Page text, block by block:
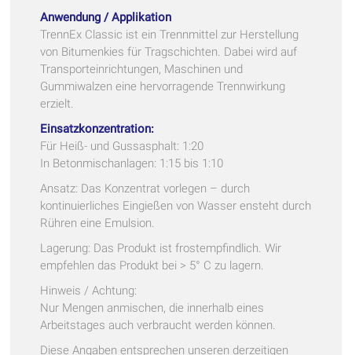
Anwendung / Applikation
TrennEx Classic ist ein Trennmittel zur Herstellung
von Bitumenkies für Tragschichten. Dabei wird auf
Transporteinrichtungen, Maschinen und
Gummiwalzen eine hervorragende Trennwirkung
erzielt.
Einsatzkonzentration:
Für Heiß- und Gussasphalt: 1:20
In Betonmischanlagen: 1:15 bis 1:10
Ansatz: Das Konzentrat vorlegen – durch
kontinuierliches Eingießen von Wasser ensteht durch
Rühren eine Emulsion.
Lagerung: Das Produkt ist frostempfindlich. Wir
empfehlen das Produkt bei > 5° C zu lagern.
Hinweis / Achtung:
Nur Mengen anmischen, die innerhalb eines
Arbeitstages auch verbraucht werden können.
Diese Angaben entsprechen unseren derzeitigen